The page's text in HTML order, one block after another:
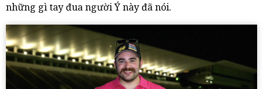
những gì tay đua người Ý này đã nói.